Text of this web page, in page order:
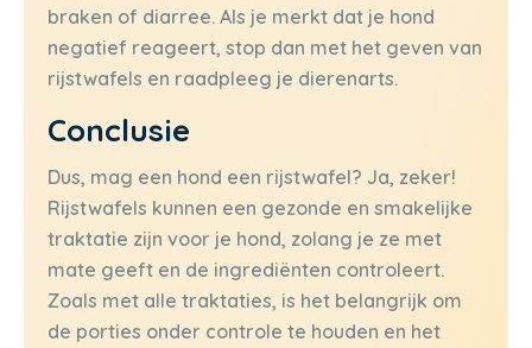
braken of diarree. Als je merkt dat je hond
negatief reageert, stop dan met het geven van
rijstwafels en raadpleeg je dierenarts.
Conclusie
Dus, mag een hond een rijstwafel? Ja, zeker!
Rijstwafels kunnen een gezonde en smakelijke
traktatie zijn voor je hond, zolang je ze met
mate geeft en de ingrediënten controleert.
Zoals met alle traktaties, is het belangrijk om
de porties onder controle te houden en het